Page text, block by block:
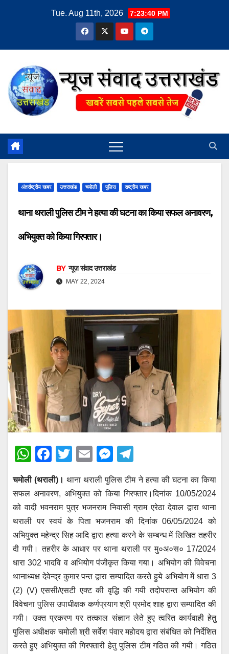
Tue. Aug 11th, 2026 7:23:40 PM
अंतर्राष्ट्रीय खबर उत्तराखंड चमोली पुलिस राष्ट्रीय खबर
थाना थराली पुलिस टीम ने हत्या की घटना का किया सफल अनावरण,
अभियुक्त को किया गिरफ्तार।
BY न्यूज़ संवाद उत्तराखंड
MAY 22, 2024
W
at
s
A
p
p
F
a
c
e
b
o
o
k
T
tt
er
E
ail
M
ss
e
n
g
er
el
e
gr
a
m
चमोली (थराली)। थाना थराली पुलिस टीम ने हत्या की घटना का किया
सफल अनावरण, अभियुक्त को किया गिरफ्तार।दिनांक 10/05/2024
को वादी भवनराम पुत्र भजनराम निवासी ग्राम एरेठा देवाल द्वारा थाना
थराली पर स्वयं के पिता भजनराम की दिनांक 06/05/2024 को
अभियुक्त महेन्द्र सिह आदि द्वारा हत्या करने के सम्बन्ध में लिखित तहरीर
दी गयी। तहरीर के आधार पर थाना थराली पर मु०अ०स० 17/2024
धारा 302 भादवि व अभियोग पंजीकृत किया गया। अभियोग की विवेचना
थानाध्यक्ष देवेन्द्र कुमार पन्त द्वारा सम्पादित करते हुये अभियोग में धारा 3
(2) (V) एससी/एसटी एक्ट की वृद्धि की गयी तदोपरान्त अभियोग की
विवेचना पुलिस उपाधीक्षक कर्णप्रयाग श्री प्रमोद शाह द्वारा सम्पादित की
गयी। उक्त प्रकरण पर तत्काल संज्ञान लेते हुए त्वरित कार्यवाही हेतु
पुलिस अधीक्षक चमोली श्री सर्वेश पंवार महोदय द्वारा संबंधित को निर्देशित
करते हुए अभियुक्त की गिरफ्तारी हेतु पुलिस टीम गठित की गयी। गठित